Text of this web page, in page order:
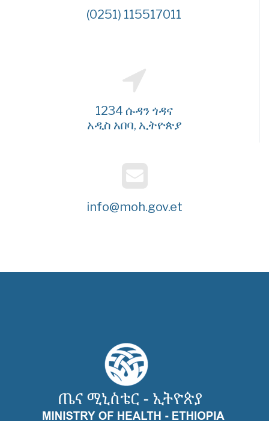
(0251) 115517011
1234 ሱዳን ጎዳና
አዲስ አበባ, ኢትዮጵያ
info@moh.gov.et